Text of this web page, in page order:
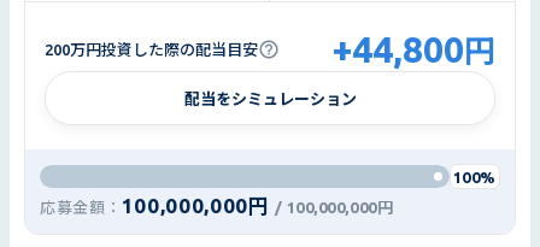
200万円投資した際の配当目安 +44,800 円
配当をシミュレーション
100%
応募金額： 100,000,000円 / 100,000,000円